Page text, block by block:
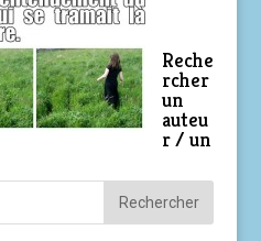
Reche
rcher
un
auteu
r / un